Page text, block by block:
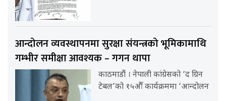
आन्दोलन व्यवस्थापनमा सुरक्षा संयन्त्रको भूमिकामाथि
गम्भीर समीक्षा आवश्यक – गगन थापा
काठमाडौं । नेपाली कांग्रेसको ‘द ग्रिन
टेबल’को १५औँ कार्यक्रममा ‘आन्दोलन